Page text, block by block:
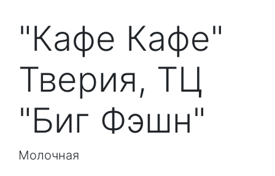
"Кафе Кафе"
Тверия, ТЦ
"Биг Фэшн"
Молочная